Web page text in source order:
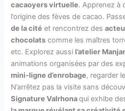
cacaoyers virtuelle. Apprenez à
l’origine des fèves de cacao.
de la cité et rencontrez des
chocolats comme les maîtres
etc. Explorez aussi l’atelier
animations organisées par des
mini-ligne d’enrobage, regarder
N’arrêtez pas la visite sans
Signature Valrhonaqui exhibe